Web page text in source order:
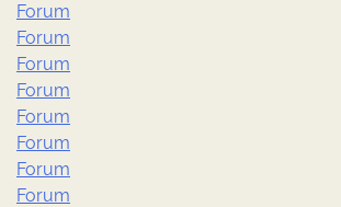
Forum
Forum
Forum
Forum
Forum
Forum
Forum
Forum